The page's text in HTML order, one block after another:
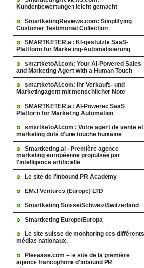
Kundenbewertungen leicht gemacht
SmartketingReviews.com: Simplifying
Customer Testimonial Collection
SMARTKETER.ai: KI-gestützte SaaS-
Plattform für Marketing-Automatisierung
smartketoAI.com: Your AI-Powered Sales
and Marketing Agent with a Human Touch
smartketoAI.com: Ihr Verkaufs- und
Marketingagent mit menschlicher Note
SMARTKETER.ai: AI-Powered SaaS
Platform for Marketing Automation
smartketoAI.com : Votre agent de vente et
marketing doté d'une touche humaine
Smartketing.ai - Première agence
marketing européenne propulsée par
l'intelligence artificielle
Le site de l'Inbound PR Academy
EMJI Ventures (Europe) LTD
Smartketing Suisse/Schweiz/Switzerland
Smartketing Europe/Europa
Le site suisse de monitoring des différents
médias nationaux.
Pleeaase.com – le site de la première
agence francophone d'inbound PR